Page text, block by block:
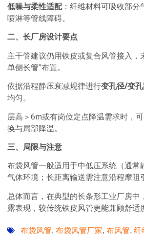
低噪与柔性适配：纤维材料可吸收部分
喷淋等管线障碍。
二、长厂房设计要点
主干管建议仍用铁皮或复合风管接入，
单侧长管”布置。
依据沿程静压衰减规律进行变孔径/变
均匀。
层高＞6m或有岗位定点降温需求时，
换与局部降温。
三、局限与注意
布袋风管一般适用于中低压系统（通
气体环境；长距离输送需注意沿程摩阻
总体而言，在典型的长条形工业厂房
露表现，较传统铁皮风管更能兼顾舒
布袋风管, 布袋风管厂家, 布风管, 纤